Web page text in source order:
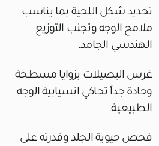
تحديد شكل اللحية بما يناسب
ملامح الوجه وتجنب التوزيع
الهندسي الجامد.
غرس البصيلات بزوايا مسطحة
وحادة جداً تحاكي انسيابية الوجه
الطبيعية.
فحص حيوية الجلد وقدرته على